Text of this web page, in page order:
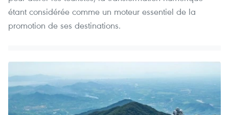
étant considérée comme un moteur essentiel de la
promotion de ses destinations.